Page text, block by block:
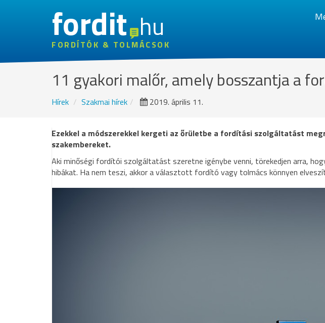
fordithu
FORDÍTÓK & TOLMÁCSOK
11 gyakori malőr, amely bosszantja a
Hírek Szakmai hírek 2019. április 11.
Ezekkel a módszerekkel kergeti az őrületbe a fordítási szolgáltatást
szakembereket.
Aki minőségi fordítói szolgáltatást szeretne igénybe venni, törekedjen arra,
hibákat. Ha nem teszi, akkor a választott fordító vagy tolmács könnyen